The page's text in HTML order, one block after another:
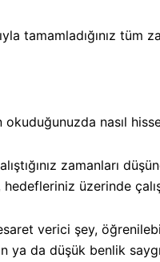
tamamladığınız
nasıl
zamanları
hedefleriniz üzerinde
verici şey,
da düşük benlik